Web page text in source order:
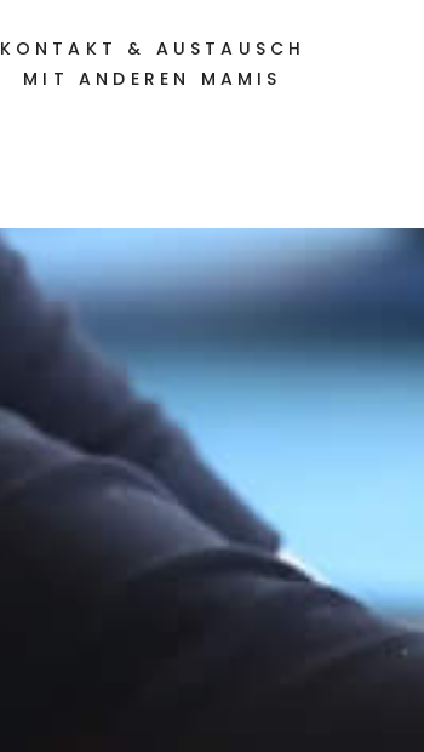
KONTAKT & AUSTAUSCH
MIT ANDEREN MAMIS